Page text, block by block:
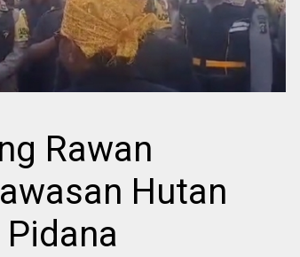
Rawan
Hutan